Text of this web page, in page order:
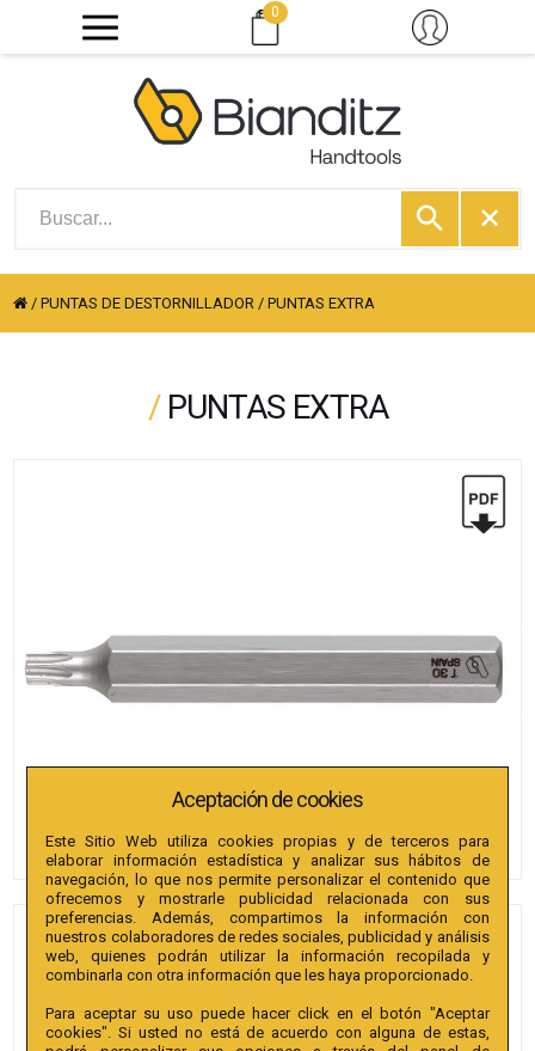
0
/PUNTAS DE DESTORNILLADOR /PUNTAS EXTRA
/ PUNTAS EXTRA
PUNTAS BIANDITZ TX 50 X
72MM 10MM 2U.
Referencia:242113
Aceptación de cookies
Este Sitio Web utiliza cookies propias y de terceros para
elaborar información estadística y analizar sus hábitos de
navegación, lo que nos permite personalizar el contenido que
ofrecemos y mostrarle publicidad relacionada con sus
preferencias. Además, compartimos la información con
nuestros colaboradores de redes sociales, publicidad y análisis
web, quienes podrán utilizar la información recopilada y
combinarla con otra información que les haya proporcionado.
Para aceptar su uso puede hacer click en el botón "Aceptar
cookies". Si usted no está de acuerdo con alguna de estas,